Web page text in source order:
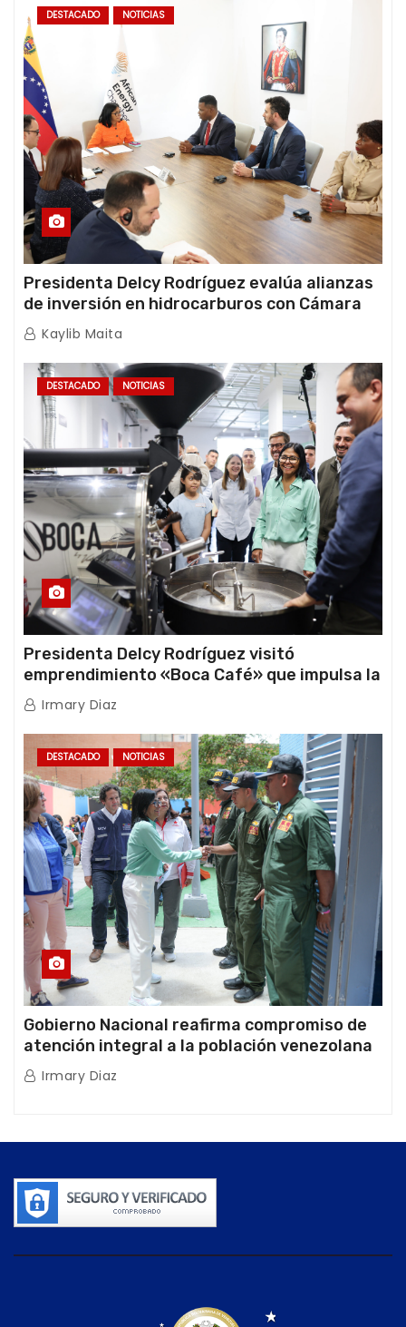
DESTACADO NOTICIAS
Presidenta Delcy Rodríguez evalúa alianzas
de inversión en hidrocarburos con Cámara
Africana de Energía
Kaylib Maita
DESTACADO NOTICIAS
Presidenta Delcy Rodríguez visitó
emprendimiento «Boca Café» que impulsa la
producción nacional hacia mercados
internacionales
Irmary Diaz
DESTACADO NOTICIAS
Gobierno Nacional reafirma compromiso de
atención integral a la población venezolana
tras doblete sísmico
Irmary Diaz